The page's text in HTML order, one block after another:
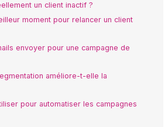
un client inactif ?
moment pour relancer un client
envoyer pour une campagne de
améliore-t-elle la
pour automatiser les campagnes